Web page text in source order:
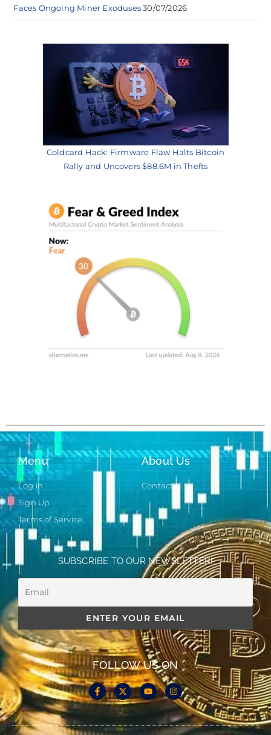
Faces Ongoing Miner Exoduses 30/07/2026
Coldcard Hack: Firmware Flaw Halts Bitcoin
Rally and Uncovers $88.6M in Thefts
Menu
Log in
Sign Up
Terms of Service
About Us
Contact
SUBSCRIBE TO OUR NEWSLETTER!
FOLLOW US ON